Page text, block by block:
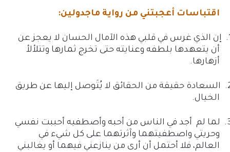
اقتباسات أعجبتني من رواية ماجدولين:
إن الذي غرس في قلبي هذه الآمال الحسان لا يعجز عن
أن يتعهدها بلطفه وعنايته حتى تخرج ثمارها وتتلألأ
أزهارها.
السعادة حقيقة من الحقائق لا يُتَوصل إليها عن طريق
الخيال.
لما لم أجد في الناس من أحبه وأصطفيه أحببت نفسي
وحريتي واصطفيتهما وآثرتهما على كل شيء في
العالم، فلا أحتمل أن أرى من ينازعني فيهما أو يغالبني